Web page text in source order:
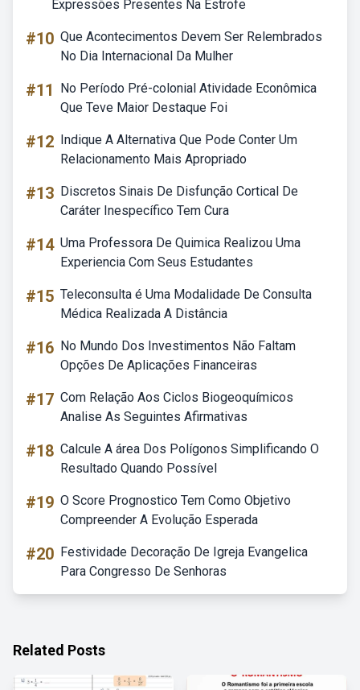
Expressões Presentes Na Estrofe
#10 Que Acontecimentos Devem Ser Relembrados
No Dia Internacional Da Mulher
#11
No Período Pré-colonial Atividade Econômica
Que Teve Maior Destaque Foi
#12 Indique A Alternativa Que Pode Conter Um
Relacionamento Mais Apropriado
#13 Discretos Sinais De Disfunção Cortical De
Caráter Inespecífico Tem Cura
#14 Uma Professora De Quimica Realizou Uma
Experiencia Com Seus Estudantes
#15 Teleconsulta é Uma Modalidade De Consulta
Médica Realizada A Distância
#16 No Mundo Dos Investimentos Não Faltam
Opções De Aplicações Financeiras
#17 Com Relação Aos Ciclos Biogeoquímicos
Analise As Seguintes Afirmativas
#18 Calcule A área Dos Polígonos Simplificando O
Resultado Quando Possível
#19 O Score Prognostico Tem Como Objetivo
Compreender A Evolução Esperada
#20 Festividade Decoração De Igreja Evangelica
Para Congresso De Senhoras
Related Posts